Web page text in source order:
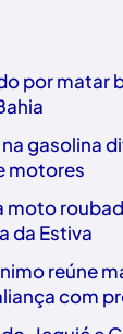
por matar
gasolina
motores
moto
da Estiva
reúne
com